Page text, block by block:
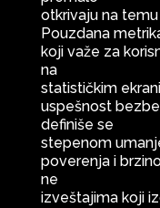
otkrivaju na
Pouzdana
koji važe za
na
statističkim
uspešnost
definiše se
stepenom
poverenja i
ne
izveštajima koji